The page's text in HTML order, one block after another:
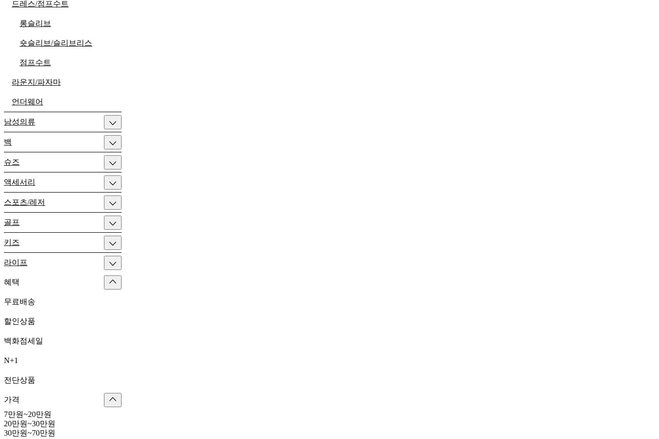
드레스/점프수트
롱슬리브
숏슬리브/슬리브리스
점프수트
라운지/파자마
언더웨어
남성의류
백
슈즈
액세서리
스포츠/레저
골프
키즈
라이프
혜택
무료배송
할인상품
백화점세일
N+1
전단상품
가격
7만원~20만원
20만원~30만원
30만원~70만원